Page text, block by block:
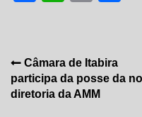
Navegação
de
Câmara de Itabira
participa da posse da
diretoria da AMM